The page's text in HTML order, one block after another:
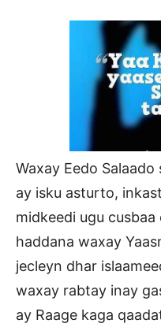
Waxay Eedo
ay isku asturto,
midkeedi ugu
haddana waxay
jecleyn dhar
waxay rabtay inay
ay Raage kaga